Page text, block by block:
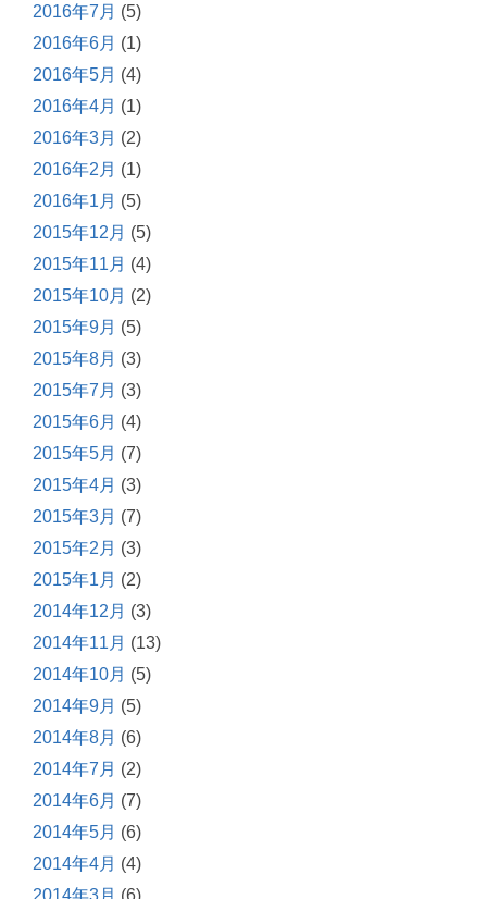
2016年7月 (5)
2016年6月 (1)
2016年5月 (4)
2016年4月 (1)
2016年3月 (2)
2016年2月 (1)
2016年1月 (5)
2015年12月 (5)
2015年11月 (4)
2015年10月 (2)
2015年9月 (5)
2015年8月 (3)
2015年7月 (3)
2015年6月 (4)
2015年5月 (7)
2015年4月 (3)
2015年3月 (7)
2015年2月 (3)
2015年1月 (2)
2014年12月 (3)
2014年11月 (13)
2014年10月 (5)
2014年9月 (5)
2014年8月 (6)
2014年7月 (2)
2014年6月 (7)
2014年5月 (6)
2014年4月 (4)